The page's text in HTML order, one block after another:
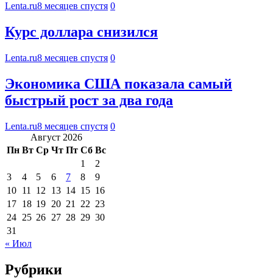
Lenta.ru8 месяцев спустя 0
Курс доллара снизился
Lenta.ru8 месяцев спустя 0
Экономика США показала самый
быстрый рост за два года
Lenta.ru8 месяцев спустя 0
Август 2026
Пн Вт Ср Чт Пт Сб Вс
1
2
3
4 5 6 7 8
9
10 11 12 13 14 15 16
17 18 19 20 21 22 23
24 25 26 27 28 29 30
31
« Июл
Рубрики